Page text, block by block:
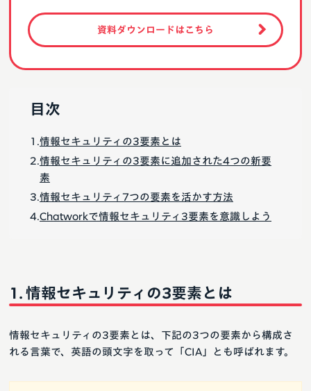
資料ダウンロードはこちら
目次
情報セキュリティの3要素とは
情報セキュリティの3要素に追加された4つの新要
素
情報セキュリティ7つの要素を活かす方法
Chatworkで情報セキュリティ3要素を意識しよう
情報セキュリティの3要素とは
情報セキュリティの3要素とは、下記の3つの要素から構成さ
れる言葉で、英語の頭文字を取って「CIA」とも呼ばれます。